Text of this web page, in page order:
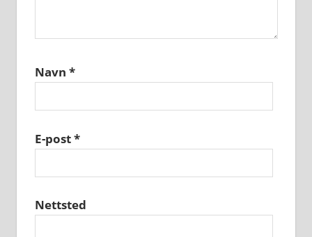
Navn *
E-post*
Nettsted